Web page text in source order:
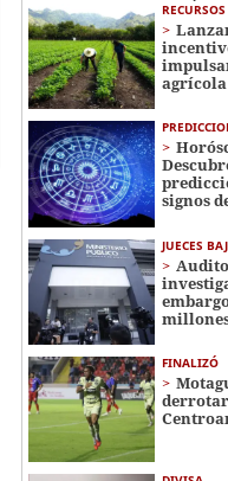
RECURSOS
signos
JUECES
FINALIZÓ
derrotar